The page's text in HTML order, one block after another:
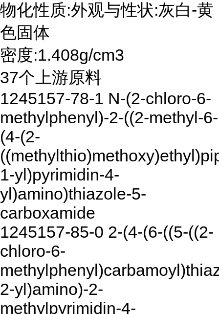
物化性质:外观与性状:灰白-黄
色固体
密度:1.408g/cm3
37个上游原料
1245157-78-1 N-(2-chloro-6-
methylphenyl)-2-((2-methyl-6-
(4-(2-
1-yl)pyrimidin-4-
yl)amino)thiazole-5-
carboxamide
1245157-85-0 2-(4-(6-((5-((2-
chloro-6-
2-yl)amino)-2-
methylpyrimidin-4-